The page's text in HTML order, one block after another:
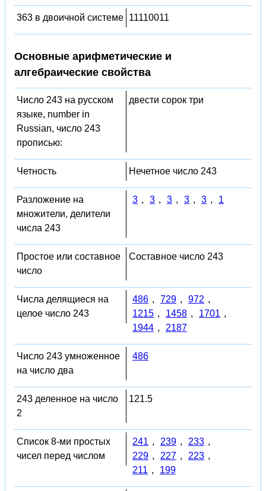
363 в двоичной системе 11110011
Основные арифметические и
алгебраические свойства
Число 243 на русском
языке, number in
Russian, число 243
прописью:
двести сорок три
Четность Нечетное число 243
Разложение на
множители, делители
числа 243
3 , 3 , 3 , 3 , 3 , 1
Простое или составное
число
Составное число 243
Числа делящиеся на
целое число 243
486 , 729 , 972 ,
1215 , 1458 , 1701 ,
1944 , 2187
Число 243 умноженное
на число два
486
243 деленное на число
2
121.5
Список 8-ми простых
чисел перед числом
241 , 239 , 233 ,
229 , 227 , 223 ,
211 , 199